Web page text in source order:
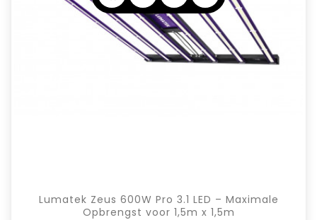
Lumatek Zeus 600W Pro 3.1 LED – Maximale
Opbrengst voor 1,5m x 1,5m